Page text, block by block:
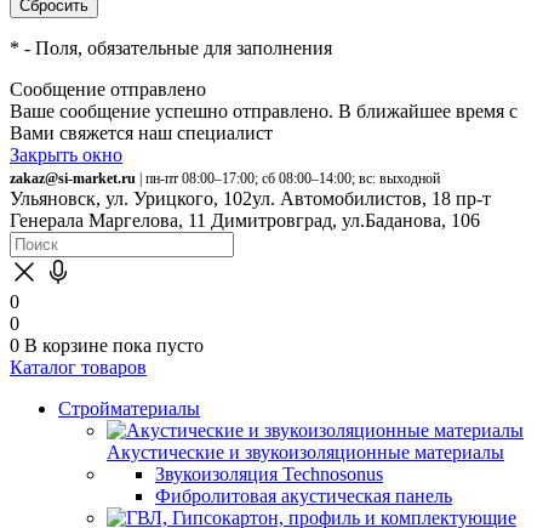
* - Поля, обязательные для заполнения
Сообщение отправлено
Ваше сообщение успешно отправлено. В ближайшее время с
Вами свяжется наш специалист
Закрыть окно
zakaz@si-market.ru | пн-пт 08:00–17:00; сб 08:00–14:00; вс: выходной
Ульяновск, ул. Урицкого, 102ул. Автомобилистов, 18 пр-т
Генерала Маргелова, 11 Димитровград, ул.Баданова, 106
0
0
0 В корзине пока пусто
Каталог товаров
Стройматериалы
Акустические и звукоизоляционные материалы
Звукоизоляция Technosonus
Фибролитовая акустическая панель